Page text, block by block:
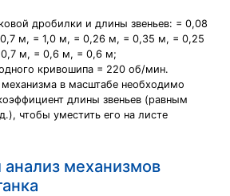
дробилки и длины звеньев: = 0,08
м, = 1,0 м, = 0,26 м, = 0,35 м, = 0,25
м, = 0,6 м, = 0,6 м;
кривошипа = 220 об/мин.
в масштабе необходимо
длины звеньев (равным
чтобы уместить его на листе
механизмов